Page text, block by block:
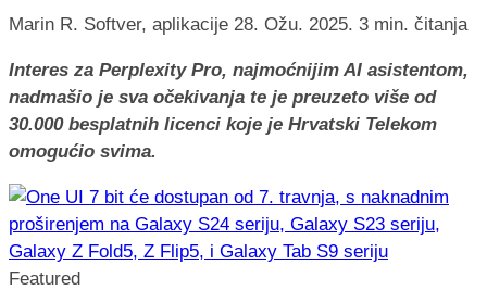
Marin R. Softver, aplikacije 28. Ožu. 2025. 3 min. čitanja
Interes za Perplexity Pro, najmoćnijim AI asistentom,
nadmašio je sva očekivanja te je preuzeto više od
30.000 besplatnih licenci koje je Hrvatski Telekom
omogućio svima.
Featured